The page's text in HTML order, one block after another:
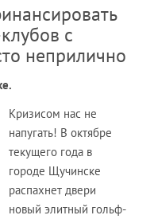
с
неприлично
Кризисом нас не
напугать! В октябре
текущего года в
городе Щучинске
распахнет двери
новый элитный гольф-